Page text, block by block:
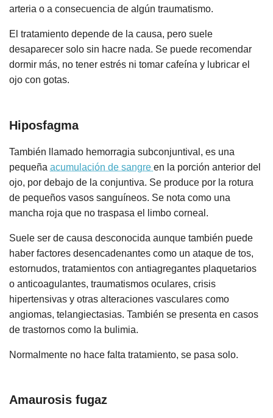
arteria o a consecuencia de algún traumatismo.
El tratamiento depende de la causa, pero suele
desaparecer solo sin hacre nada. Se puede recomendar
dormir más, no tener estrés ni tomar cafeína y lubricar el
ojo con gotas.
Hiposfagma
También llamado hemorragia subconjuntival, es una
pequeña acumulación de sangre en la porción anterior del
ojo, por debajo de la conjuntiva. Se produce por la rotura
de pequeños vasos sanguíneos. Se nota como una
mancha roja que no traspasa el limbo corneal.
Suele ser de causa desconocida aunque también puede
haber factores desencadenantes como un ataque de tos,
estornudos, tratamientos con antiagregantes plaquetarios
o anticoagulantes, traumatismos oculares, crisis
hipertensivas y otras alteraciones vasculares como
angiomas, telangiectasias. También se presenta en casos
de trastornos como la bulimia.
Normalmente no hace falta tratamiento, se pasa solo.
Amaurosis fugaz